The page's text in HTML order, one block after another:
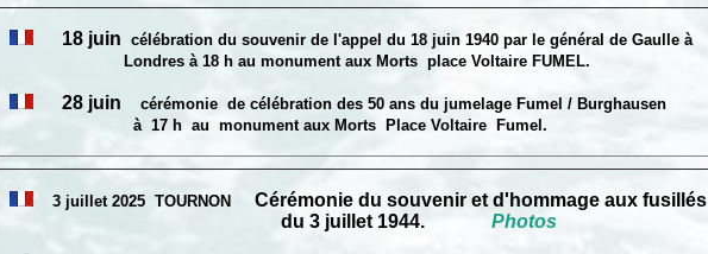
18 juin célébration du souvenir de l'appel du 18 juin 1940 par le général de Gaulle à
Londres à 18 h au monument aux Morts place Voltaire FUMEL.
28 juin
cérémonie de célébration des 50 ans du jumelage Fumel / Burghausen
à 17 h au monument aux Morts Place Voltaire Fumel.
3 juillet 2025 TOURNON
Cérémonie du souvenir et d'hommage aux fusillés
du 3 juillet 1944. Photos